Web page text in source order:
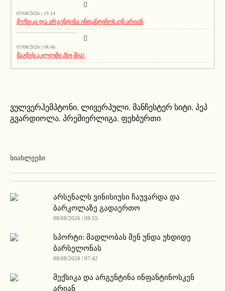
07/08/2026 | 15:14
მექსიკა და არგენტინა ინფანტინოსკენ არიან
სიახლეები
07/08/2026 | 08:46
მაგნეს აკლიუში პსჟ-შია!
ვულვერჰემპტონი, ლივერპული, მანჩესტერ სიტი, პეპ
გვარდიოლა, პრემიერლიგა, ფეხბურთი
ᲡᲘᲐᲮᲚᲔᲔᲑᲘ
არსენალს ვინისიუსი ჩაუვარდა და
ბარკოლაზე გადაერთო
08/08/2026 | 08:55
სპორტი: მადლობას შენ უნდა უხდიდე
ბარსელონას
08/08/2026 | 07:42
მექსიკა და არგენტინა ინფანტინოსკენ
არიან